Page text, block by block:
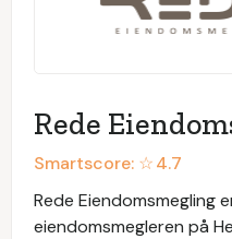
Rede
Smartscore: ☆4.7
Rede Eiendomsmegling
eiendomsmegleren på